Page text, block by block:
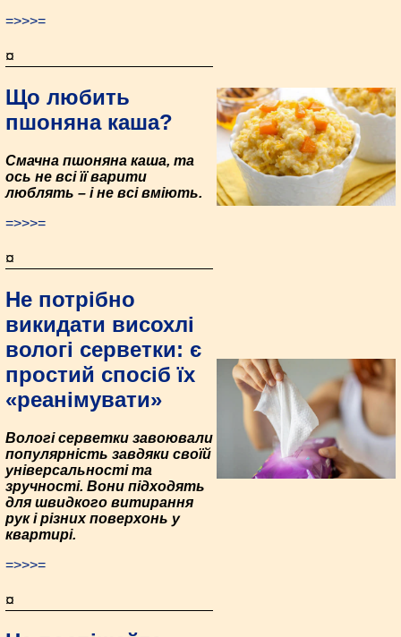
=>>>=
¤
Що любить
пшоняна каша?
Смачна пшоняна каша, та
ось не всі її варити
люблять – і не всі вміють.
=>>>=
¤
Не потрібно
викидати висохлі
вологі серветки: є
простий спосіб їх
«реанімувати»
Вологі серветки завоювали
популярність завдяки своїй
універсальності та
зручності. Вони підходять
для швидкого витирання
рук і різних поверхонь у
квартирі.
=>>>=
¤